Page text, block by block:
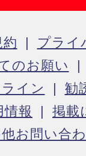
プライ
のお願い
イン
勧
情報
掲載
お問い合